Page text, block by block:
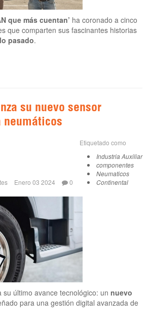
que más cuentan’ ha coronado a cinco
que comparten sus fascinantes historias
pasado.
su nuevo sensor
neumáticos
Enero 03 2024 0
Etiquetado como
Industria Auxiliar
componentes
Neumaticos
Continental
su último avance tecnológico: un nuevo
para una gestión digital avanzada de